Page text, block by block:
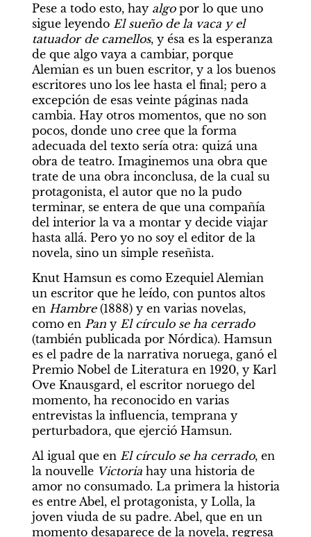
Pese a todo esto, hay algo por lo que uno
sigue leyendo El sueño de la vaca y el
tatuador de camellos, y ésa es la esperanza
de que algo vaya a cambiar, porque
Alemian es un buen escritor, y a los buenos
escritores uno los lee hasta el final; pero a
excepción de esas veinte páginas nada
cambia. Hay otros momentos, que no son
pocos, donde uno cree que la forma
adecuada del texto sería otra: quizá una
obra de teatro. Imaginemos una obra que
trate de una obra inconclusa, de la cual su
protagonista, el autor que no la pudo
terminar, se entera de que una compañía
del interior la va a montar y decide viajar
hasta allá. Pero yo no soy el editor de la
novela, sino un simple reseñista.
Knut Hamsun es como Ezequiel Alemian
un escritor que he leído, con puntos altos
en Hambre (1888) y en varias novelas,
como en Pan y
El círculo se ha cerrado
(también publicada por Nórdica). Hamsun
es el padre de la narrativa noruega, ganó el
Premio Nobel de Literatura en 1920, y Karl
Ove Knausgard, el escritor noruego del
momento, ha reconocido en varias
entrevistas la influencia, temprana y
perturbadora, que ejerció Hamsun.
Al igual que en El círculo se ha cerrado, en
la nouvelle Victoria hay una historia de
amor no consumado. La primera la historia
es entre Abel, el protagonista, y Lolla, la
joven viuda de su padre. Abel, que en un
momento desaparece de la novela, regresa